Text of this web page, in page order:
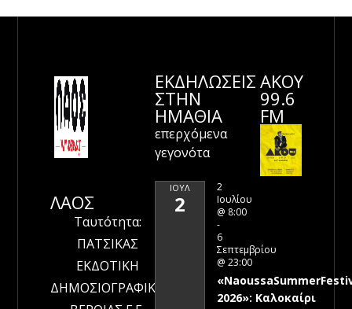
ΛΑΟΣ
Ταυτότητα:
ΠΑΤΣΙΚΑΣ
ΕΚΔΟΤΙΚΗ
ΔΗΜΟΣΙΟΓΡΑΦΙΚΗ
ΕΚΔΗΛΩΣΕΙΣ
ΣΤΗΝ
ΗΜΑΘΊΑ
επερχόμενα
γεγονότα
ΙΟΎΛ
2
2
Ιουλίου
@ 8:00
-
6
Σεπτεμβρίου
@ 23:00
2026»: Καλοκαίρι
ΑΚΟΥ
99.6
FM